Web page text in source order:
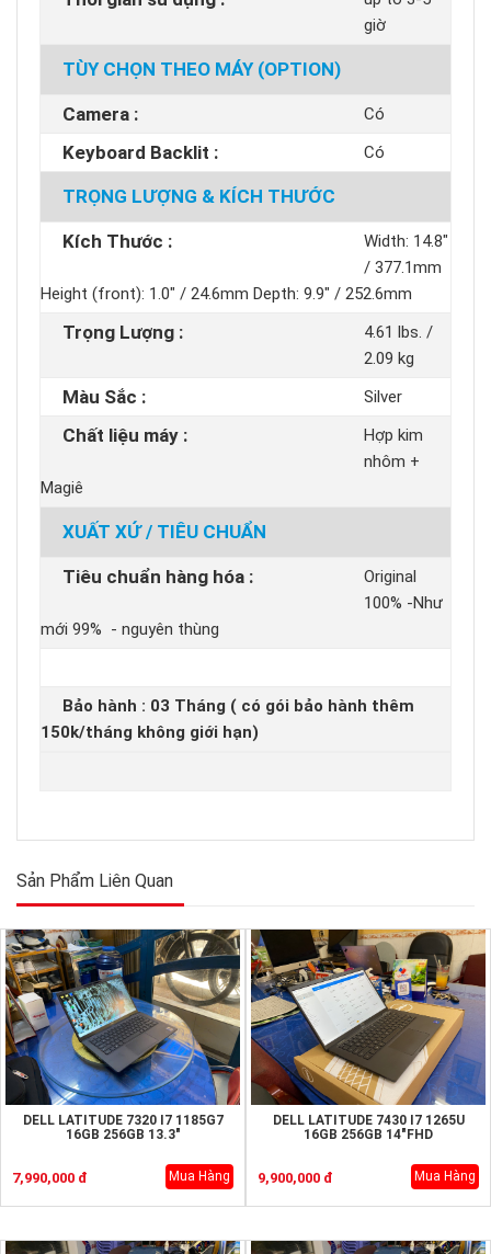
giờ
TÙY CHỌN THEO MÁY (OPTION)
Camera : Có
Keyboard Backlit : Có
TRỌNG LƯỢNG & KÍCH THƯỚC
Kích Thước :
Width: 14.8"
/ 377.1mm
Height (front): 1.0" / 24.6mm Depth: 9.9" / 252.6mm
Trọng Lượng :
4.61 lbs. /
2.09 kg
Màu Sắc : Silver
Chất liệu máy :
Hợp kim
nhôm +
Magiê
XUẤT XỨ / TIÊU CHUẨN
Tiêu chuẩn hàng hóa :
Original
100% -Như
mới 99% - nguyên thùng
Bảo hành : 03 Tháng ( có gói bảo hành thêm
150k/tháng không giới hạn)
Sản Phẩm Liên Quan
DELL LATITUDE 7320 I7 1185G7
16GB 256GB 13.3"
7,990,000 đ Mua Hàng
DELL LATITUDE 7430 I7 1265U
16GB 256GB 14"FHD
9,900,000 đ Mua Hàng